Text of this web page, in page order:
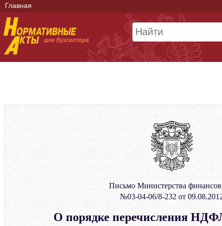
Главная
Письмо Министерства
№03-04-06/8-232 от
О порядке перечисления